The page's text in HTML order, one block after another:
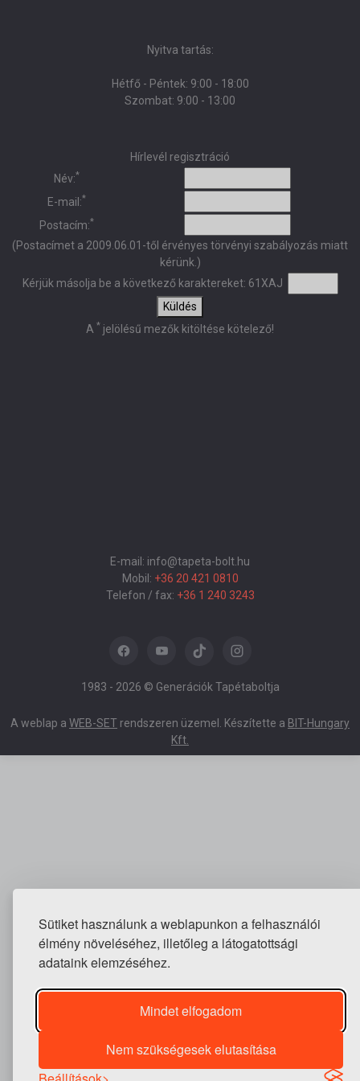
Sütiket használunk a weblapunkon a felhasználói
élmény növeléséhez, illetőleg a látogatottsági
adataink elemzéséhez.
Mindet elfogadom
Nem szükségesek elutasítása
Nyitva tartás:
Hétfő - Péntek: 9:00 - 18:00
Szombat: 9:00 - 13:00
Hírlevél regisztráció
Név:*
E-mail:*
Postacím:*
(Postacímet a 2009.06.01-től érvényes törvényi szabályozás miatt
kérünk.)
Kérjük másolja be a következő karaktereket: 61XAJ
Küldés
A * jelölésű mezők kitöltése kötelező!
E-mail: info@tapeta-bolt.hu
Mobil: +36 20 421 0810
Telefon / fax: +36 1 240 3243
1983 - 2026 © Generációk Tapétaboltja
A weblap a WEB-SET rendszeren üzemel. Készítette a BIT-Hungary
Kft.